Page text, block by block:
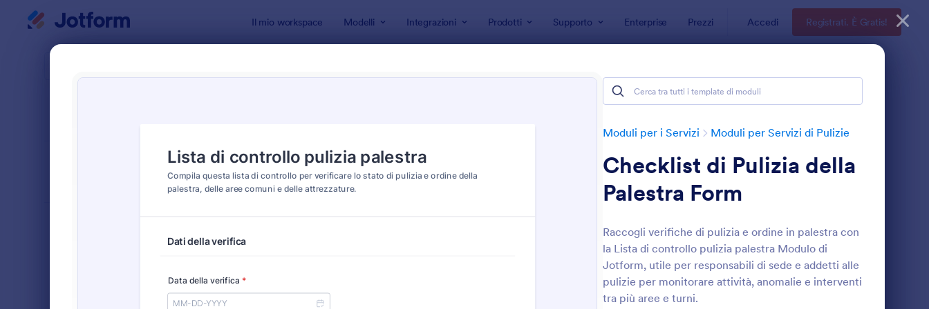
Il mio workspace Modelli Integrazioni Prodotti Supporto Enterprise Prezzi Accedi Registrati. È Gratis!
Moduli per i Servizi Moduli per Servizi di Pulizie
Checklist di Pulizia della
Palestra Form
Raccogli verifiche di pulizia e ordine in palestra con
la Lista di controllo pulizia palestra Modulo di
Jotform, utile per responsabili di sede e addetti alle
pulizie per monitorare attività, anomalie e interventi
tra più aree e turni.
: Modulo Di Informazioni Cliente Servizio Di Pulizia
Anteprima: Valutazione
Classico
461